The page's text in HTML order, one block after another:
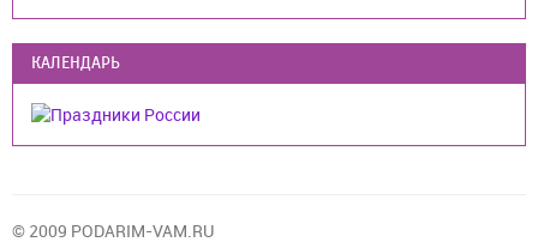
КАЛЕНДАРЬ
© 2009 PODARIM-VAM.RU